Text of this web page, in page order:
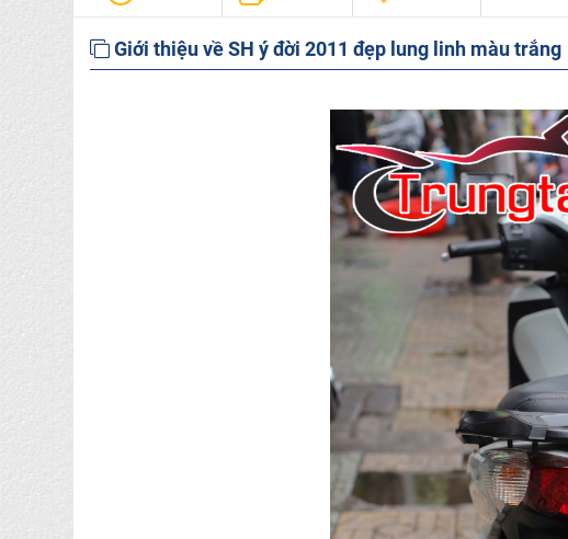
Giới thiệu về SH ý đời 2011 đẹp lung linh màu trắng